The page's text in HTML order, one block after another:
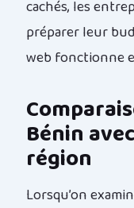
cachés, les
préparer leur
web fonctionne
Bénin
région
Lorsqu’on